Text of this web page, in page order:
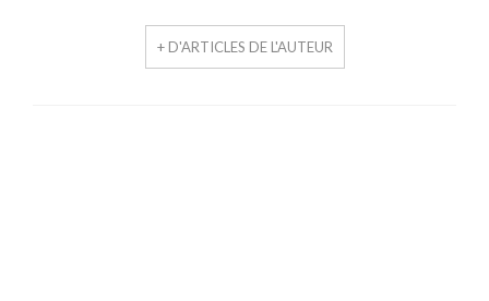
+ D'ARTICLES DE L'AUTEUR